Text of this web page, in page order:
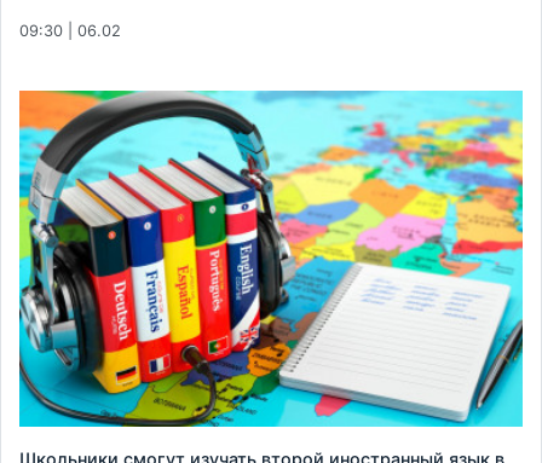
09:30 | 06.02
Школьники смогут изучать второй иностранный язык в